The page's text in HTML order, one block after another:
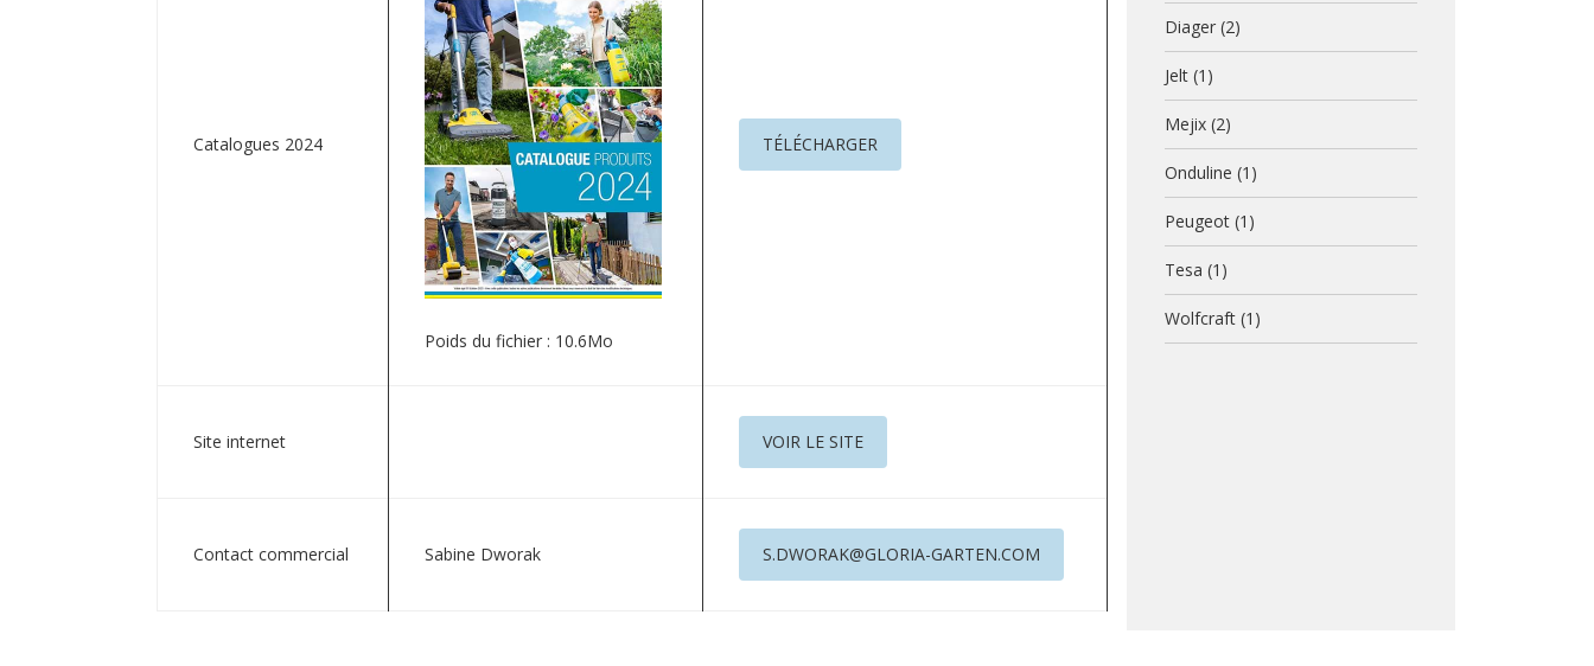
Catalogues 2024
Poids du fichier : 10.6Mo
TÉLÉCHARGER
Site internet VOIR LE SITE
Contact commercial Sabine Dworak S.DWORAK@GLORIA-GARTEN.COM
Diager(2)
Jelt(1)
Mejix(2)
Onduline (1)
Peugeot(1)
Tesa (1)
Wolfcraft(1)